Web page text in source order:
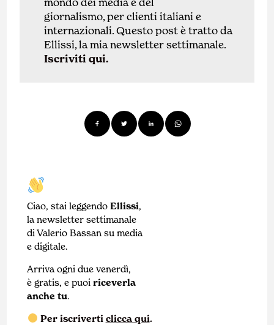
Ciao, stai leggendoEllissi,
la newsletter settimanale
di Valerio Bassan su media
e digitale.
Arriva ogni due venerdì,
è gratis, e puoiriceverla
anche tu.
Per iscriverti clicca qui.
giornalismo, per clienti italiani e
internazionali.Questo post è tratto da
Ellissi, la mia newsletter settimanale.
Iscriviti qui.